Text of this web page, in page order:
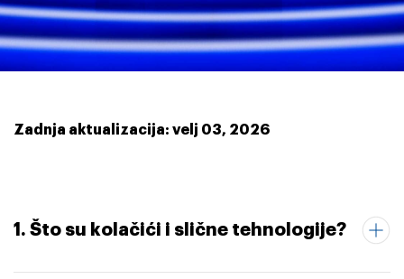
Zadnja aktualizacija: velj 03, 2026
1. Što su kolačići i slične tehnologije?